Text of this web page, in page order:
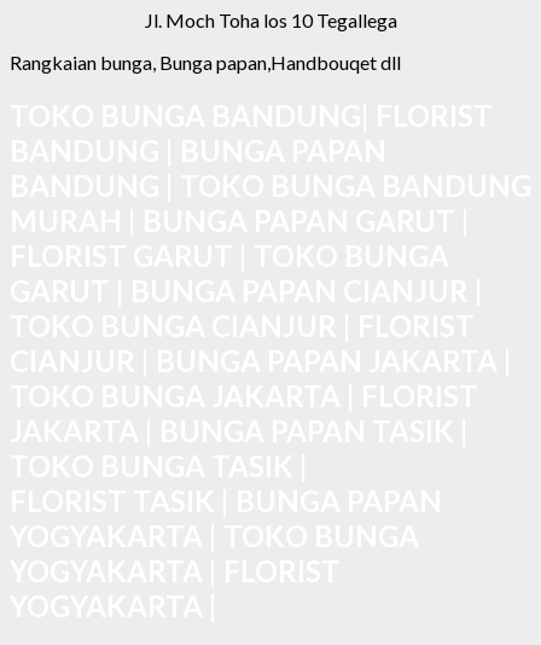
Jl. Moch Toha los 10 Tegallega
Rangkaian bunga, Bunga papan,Handbouqet dll